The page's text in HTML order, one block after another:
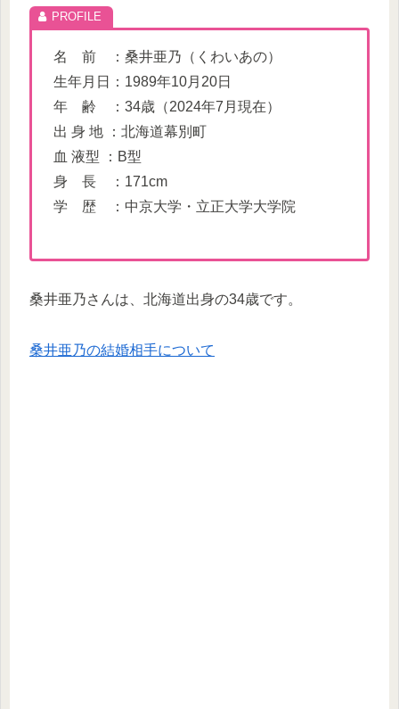
名 前 ：桑井亜乃（くわいあの）
生年月日：1989年10月20日
年 齢 ：34歳（2024年7月現在）
出 身 地 ：北海道幕別町
血 液型 ：B型
身 長 ：171cm
学 歴 ：中京大学・立正大学大学院
桑井亜乃さんは、北海道出身の34歳です。
桑井亜乃の結婚相手について